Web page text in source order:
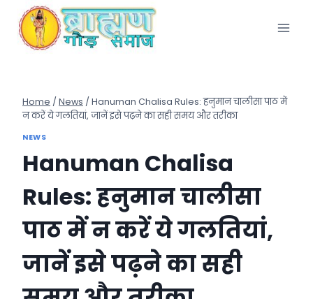
content
Home / News / Hanuman Chalisa Rules: हनुमान चालीसा पाठ में
न करें ये गलतियां, जानें इसे पढ़ने का सही समय और तरीका
NEWS
Hanuman Chalisa
Rules: हनुमान चालीसा
पाठ में न करें ये गलतियां,
जानें इसे पढ़ने का सही